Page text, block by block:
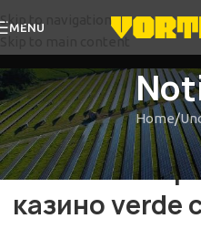
Skip to navigation
Skip to main content
MENU
Home
Значими
казино verde